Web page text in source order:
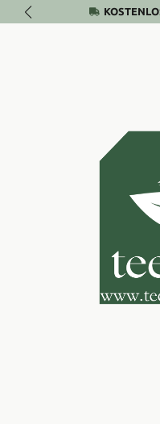
Zum Hauptinhalt springen